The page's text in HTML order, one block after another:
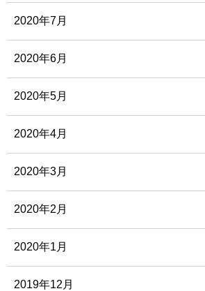
2020年7月
2020年6月
2020年5月
2020年4月
2020年3月
2020年2月
2020年1月
2019年12月